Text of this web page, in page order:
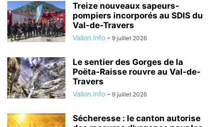
Treize nouveaux sapeurs-
pompiers incorporés au SDIS du
Val-de-Travers
Vallon.Info - 9 juillet 2026
Le sentier des Gorges de la
Poëta-Raisse rouvre au Val-de-
Travers
Vallon.Info - 9 juillet 2026
Sécheresse : le canton autorise